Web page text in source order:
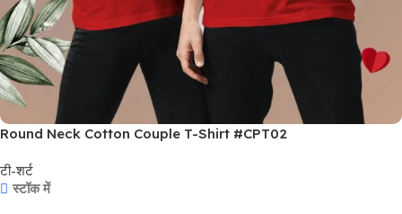
Round Neck Cotton Couple T-Shirt #CPT02
टी-शर्ट
स्टॉक में